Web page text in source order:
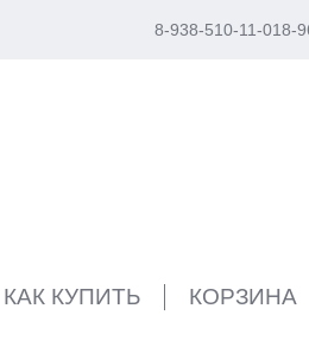
8-938-510-11-018-
КАК КУПИТЬ КОРЗИНА